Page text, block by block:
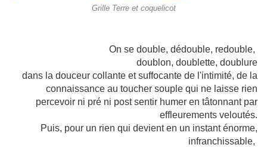
Grille Terre et coquelicot
On se double, dédouble, redouble,
doublon, doublette, doublure
dans la douceur collante et suffocante de l'intimité, de la
connaissance au toucher souple qui ne laisse rien
percevoir ni pré ni post sentir humer en tâtonnant par
effleurements veloutés.
Puis, pour un rien qui devient en un instant énorme,
infranchissable,